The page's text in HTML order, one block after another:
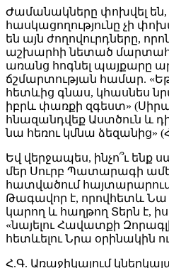
Ժամանակները փոխվել են,
հասկացողությունը չի
են այն ժողովուրդները,
աշխարհի նետած
առանց հոգնել պայքարը
ճշմարտության համար.
հետևից գնաս, կհասնես
իբրև փառքի զգեստ»
հնազանդվեք Աստծուն և
նա հեռու կմնա ձեզանից»
Եվ վերջապես, ինչո՞ւ ենք
մեր Սուրբ Պատարագի
հատվածում
Թագավոր է, որովհետև
կարող և հաղթող Տերն է,
«նայելու Հավատքի
հետևելու Նրա օրինակին
Հ.Գ. Առաջիկայում